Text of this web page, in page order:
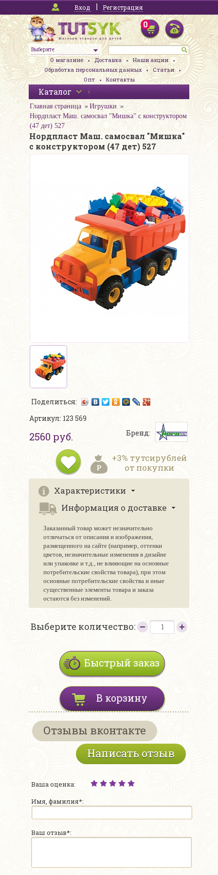
Вход Регистрация
Выберите
0
О магазине Доставка
Наши акции
Обработка персональных данных
Статьи
Опт
Контакты
Каталог
Главная страница
Игрушки
Нордпласт Маш. самосвал "Мишка" с конструктором
(47 дет) 527
Нордпласт Маш. самосвал "Мишка"
с конструктором (47 дет) 527
Поделиться:
Артикул: 123 569
2560 руб. Бренд:
+3% тутсирублей
от покупки
Характеристики
Информация о доставке
Заказанный товар может незначительно
отличаться от описания и изображения,
размещенного на сайте (например, оттенки
цветов, незначительные изменения в дизайне
или упаковке и т.д., не влияющие на основные
потребительские свойства товара), при этом
основные потребительские свойства и иные
существенные элементы товара и заказа
остаются без изменений.
Выберите количество:
Быстрый заказ
В корзину
Отзывы вконтакте
Написать отзыв
Ваша оценка:
Имя, фамилия*:
Ваш отзыв*: